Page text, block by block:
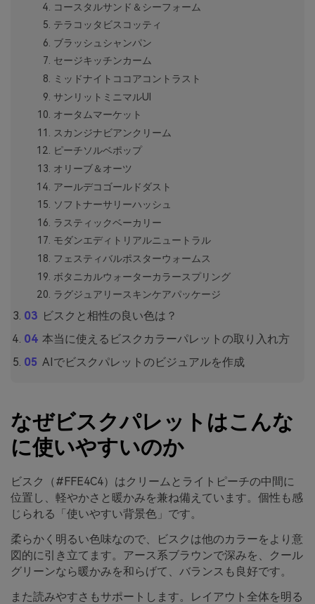
コースタルサンド＆シーフォーム
テラコッタビスコッティ
ブラッシュシャンパン
セージキッチンカーム
ミッドナイトココアコントラスト
サンリットミニマルUI
オータムマーケット
スカンジナビアンクリーム
ピーチソルベポップ
オリーブ＆オーツ
アールデコゴールドダスト
ソフトナーサリーハッシュ
ラスティックベーカリー
モダンエディトリアルニュートラル
フェスティバルポスターウォームス
ボタニカルウォーターカラースプリング
ラグジュアリースキンケアパッケージ
ビスクと相性の良い色は？
本当に使えるビスクカラーパレットの取り入れ方
AIでビスクパレットのビジュアルを作成
なぜビスクパレットはこんな
に使いやすいのか
ビスク（#FFE4C4）はクリームとライトピーチの中間に
位置し、軽やかさと暖かみを兼ね備えています。個性も感
じられる「使いやすい背景色」です。
柔らかく明るい色味なので、ビスクは他のカラーをより意
図的に引き立てます。アース系ブラウンで深みを、クール
グリーンなら暖かみを和らげて、バランスも良好です。
また読みやすさもサポートします。レイアウト全体を明る